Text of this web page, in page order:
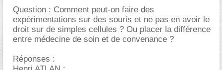
Question : Comment peut-on faire des
expérimentations sur des souris et ne pas en avoir le
droit sur de simples cellules ? Ou placer la différence
entre médecine de soin et de convenance ?
Réponses :